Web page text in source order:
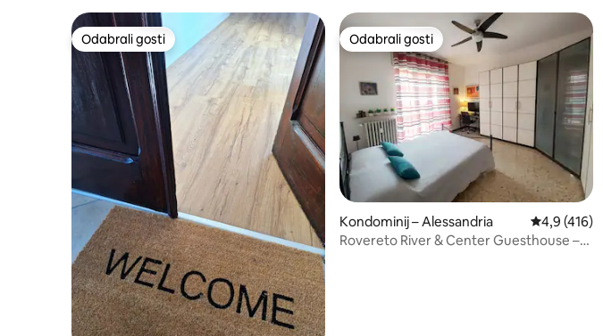
Odabrali gosti
Odabrali gosti Odabrali gosti
Odabrali gosti
Kondominij – Alessandria Prosječna
4,9 (416)
Rovereto River & Center Guesthouse –